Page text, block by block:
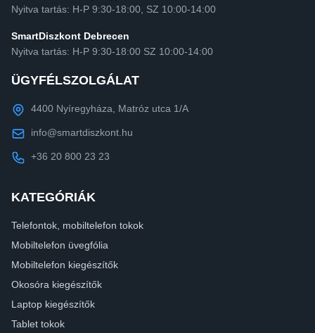
Nyitva tartás: H-P 9:30-18:00, SZ 10:00-14:00
SmartDiszkont Debrecen
Nyitva tartás: H-P 9:30-18:00 SZ 10:00-14:00
ÜGYFÉLSZOLGÁLAT
4400 Nyíregyháza, Matróz utca 1/A
info@smartdiszkont.hu
+36 20 800 23 23
KATEGÓRIÁK
Telefontok, mobiltelefon tokok
Mobiltelefon üvegfólia
Mobiltelefon kiegészítők
Okosóra kiegészítők
Laptop kiegészítők
Tablet tokok